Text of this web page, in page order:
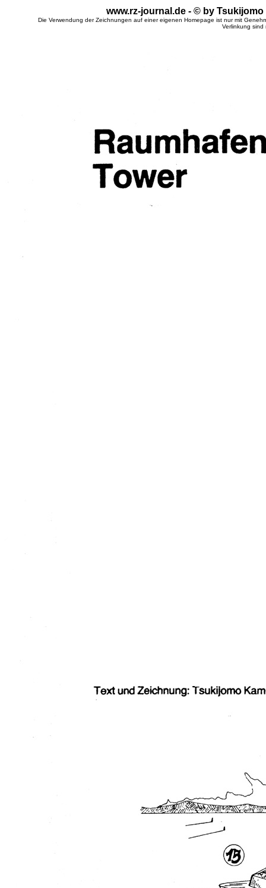
www.rz-journal.de - © by
Die Verwendung der Zeichnungen auf einer eigenen Homepage ist nur mit
Verlinkung sind